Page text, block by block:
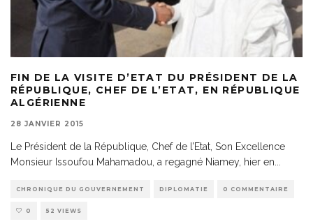
FIN DE LA VISITE D’ETAT DU PRÉSIDENT DE LA
RÉPUBLIQUE, CHEF DE L’ETAT, EN RÉPUBLIQUE
ALGÉRIENNE
28 JANVIER 2015
Le Président de la République, Chef de l’Etat, Son Excellence
Monsieur Issoufou Mahamadou, a regagné Niamey, hier en...
CHRONIQUE DU GOUVERNEMENT DIPLOMATIE 0 COMMENTAIRE
0 52 VIEWS